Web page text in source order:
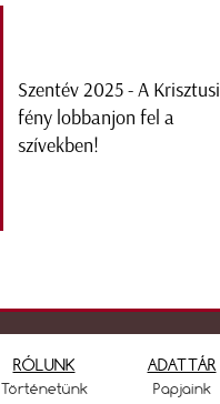
Szentév 2025 - A Krisztusi
fény lobbanjon fel a
szívekben!
RÓLUNK
Történetünk
ADATTÁR
Papjaink